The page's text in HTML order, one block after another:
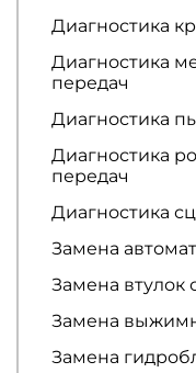
Диагностика
Диагностика
передач
Диагностика
Диагностика
передач
Диагностика
Замена
Замена втулок
Замена
Замена